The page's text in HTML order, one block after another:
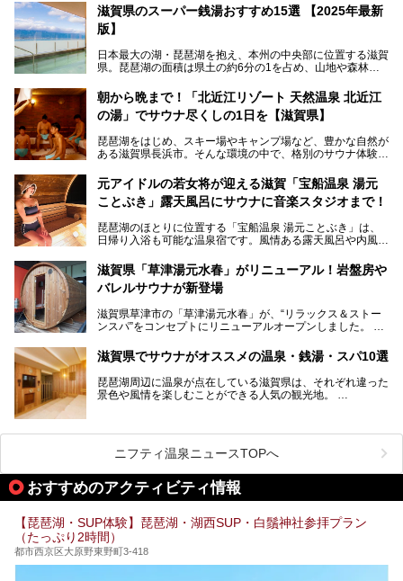
滋賀県のスーパー銭湯おすすめ15選 【2025年最新
版】
日本最大の湖・琵琶湖を抱え、本州の中央部に位置する滋賀
県。琵琶湖の面積は県土の約6分の1を占め、山地や森林部
して栄え、県内には世界遺産の比叡山延暦寺、天守が国宝に
指定されている彦根城、国の特別史跡の安土城跡など、多数
の史跡があります。
琵琶湖の雄大な景色を眺めながら入れる施設もありますよ。
朝から晩まで！「北近江リゾート 天然温泉 北近江
の湯」でサウナ尽くしの1日を【滋賀県】
琵琶湖をはじめ、スキー場やキャンプ場など、豊かな自然が
ある滋賀県長浜市。そんな環境の中で、格別のサウナ体験を
今回は、「北近江リゾート 天然温泉 北近江の湯」で朝から
晩まで楽しめる過ごし方をご紹介！ サウナ設備やサウナド
違いなしですよ。
───
この記事は北近江リゾート 天然温泉 北近江の湯のPR記事で
す。
元アイドルの若女将が迎える滋賀「宝船温泉 湯元
ことぶき」露天風呂にサウナに音楽スタジオまで！
琵琶湖のほとりに位置する「宝船温泉 湯元ことぶき」は、
日帰り入浴も可能な温泉宿です。風情ある露天風呂や内風
ープン。湖からそよぐ爽やかな風を感じながらサウナと温泉
が楽しめます。
を打てるのも醍醐味の一つ。そして、若女将はなんと「元ア
イドル」の現役アーティスト。音楽スタジオまで備えたユニ
滋賀県「草津湯元水春」がリニューアル！岩盤房や
バレルサウナが新登場
滋賀県草津市の「草津湯元水春」が、“リラックス＆ストー
ンスパ”をコンセプトにリニューアルオープンしました。
たほか、岩盤房やバレルサウナも新設されました。さらに地
産地消をテーマにしたレストランメニューもパワーアップ。
今回新しくなった「草津湯元水春」の魅力を余すところなく
紹介します。
滋賀県でサウナがオススメの温泉・銭湯・スパ10選
琵琶湖周辺に温泉が点在している滋賀県は、それぞれ違った
景色や風情を楽しむことができる人気の観光地。
旅行やお出かけのついではもちろん、近隣にお住いの方はぜ
ひ気軽に立ち寄ってみてくださいね。
ニフティ温泉ニュースTOPへ
おすすめのアクティビティ情報
【琵琶湖・SUP体験】琵琶湖・湖西SUP・白鬚神社参拝プラン
（たっぷり2時間）
都市西京区大原野東野町3-418